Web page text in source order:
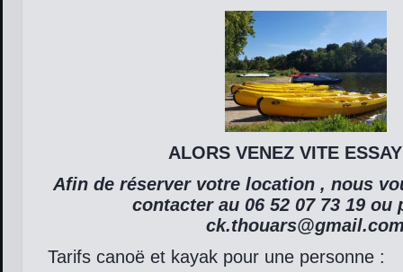
ALORS VENEZ VITE
Afin de réserver votre location , nous
contacter au 06 52 07 73 19 ou
Tarifs canoë et kayak pour une personne :